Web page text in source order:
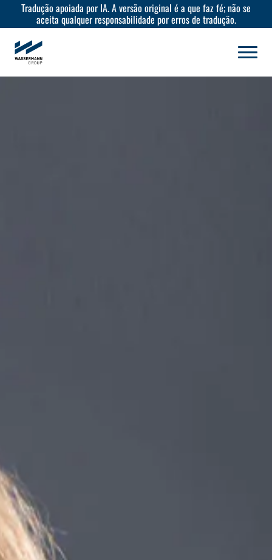
Tradução apoiada por IA. A versão original é a que faz fé; não se
aceita qualquer responsabilidade por erros de tradução.